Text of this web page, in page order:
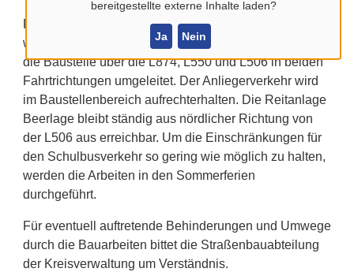
bereitgestellte externe Inhalte laden?
Ja Nein
Für die Bauarbeiten muss die Fahrbahn voll gesperrt
werden. Der Durchgangsverkehr wird großräumig um
die Baustelle über die L874, L550 und L506 in beiden
Fahrtrichtungen umgeleitet. Der Anliegerverkehr wird
im Baustellenbereich aufrechterhalten. Die Reitanlage
Beerlage bleibt ständig aus nördlicher Richtung von
der L506 aus erreichbar. Um die Einschränkungen für
den Schulbusverkehr so gering wie möglich zu halten,
werden die Arbeiten in den Sommerferien
durchgeführt.
Für eventuell auftretende Behinderungen und Umwege
durch die Bauarbeiten bittet die Straßenbauabteilung
der Kreisverwaltung um Verständnis.